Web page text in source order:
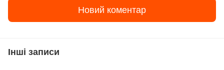
Новий коментар
Інші записи